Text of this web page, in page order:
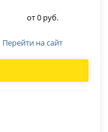
от 0 руб.
Перейти на сайт